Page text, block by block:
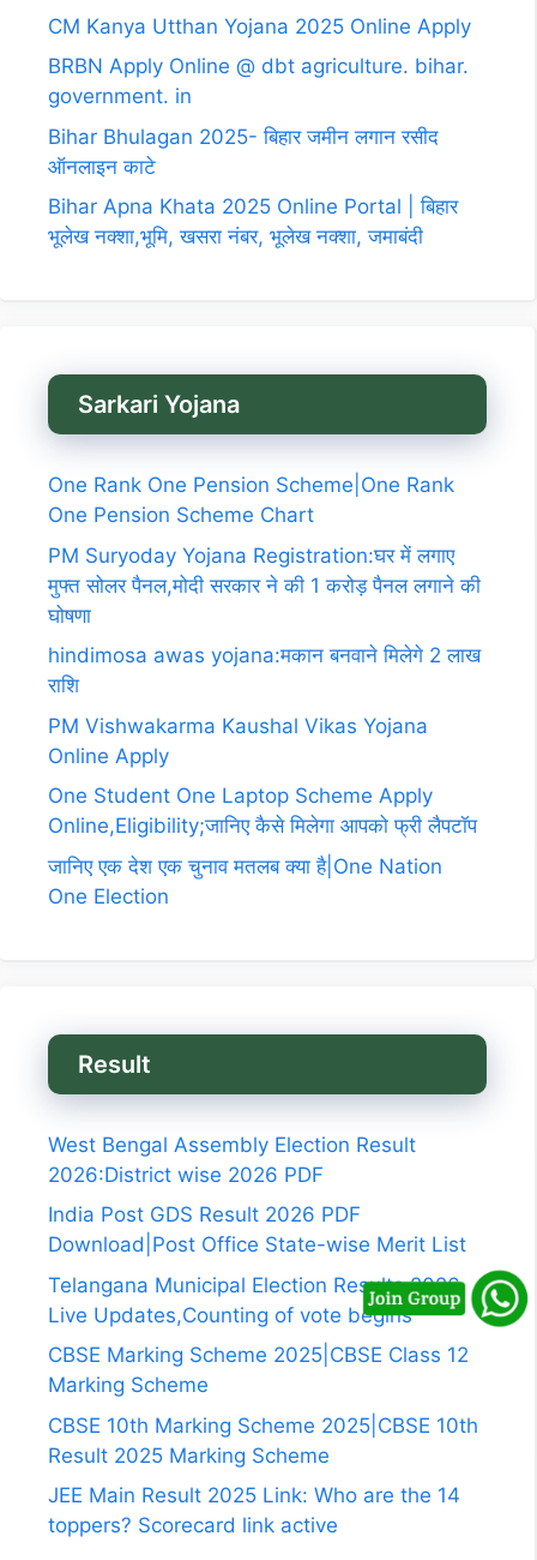
CM Kanya Utthan Yojana 2025 Online Apply
BRBN Apply Online @ dbt agriculture. bihar.
government. in
Bihar Bhulagan 2025- बिहार जमीन लगान रसीद
ऑनलाइन काटे
Bihar Apna Khata 2025 Online Portal | बिहार
भूलेख नक्शा,भूमि, खसरा नंबर, भूलेख नक्शा, जमाबंदी
Sarkari Yojana
One Rank One Pension Scheme|One Rank
One Pension Scheme Chart
PM Suryoday Yojana Registration:घर में लगाए
मुफ्त सोलर पैनल,मोदी सरकार ने की 1 करोड़ पैनल लगाने की
घोषणा
hindimosa awas yojana:मकान बनवाने मिलेगे 2 लाख
राशि
PM Vishwakarma Kaushal Vikas Yojana
Online Apply
One Student One Laptop Scheme Apply
Online,Eligibility;जानिए कैसे मिलेगा आपको फ्री लैपटॉप
जानिए एक देश एक चुनाव मतलब क्या है|One Nation
One Election
Result
West Bengal Assembly Election Result
2026:District wise 2026 PDF
India Post GDS Result 2026 PDF
Download|Post Office State-wise Merit List
Telangana Municipal Election Results 2026
Live Updates,Counting of vote begins
CBSE Marking Scheme 2025|CBSE Class 12
Marking Scheme
CBSE 10th Marking Scheme 2025|CBSE 10th
Result 2025 Marking Scheme
JEE Main Result 2025 Link: Who are the 14
toppers? Scorecard link active